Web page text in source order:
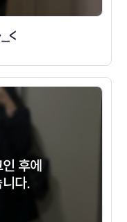
후에
다.